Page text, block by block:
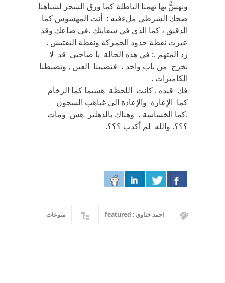
ونهشُّ بها تهمنا الباطلة كما ورق الشجر لشياهنا
ضحك الشرطي ملءفيه : أنت المهسوس كما
الدقيق ، كما الذي في سقايتك ،في صاعك وقد
عبرت نقطة حدود الجمركة ونقطة التفتيش .
رد المتهم .: في هذه الحالة يا صاحبي قد لا
نخرج من باب واحد ، فتصيبنا العين , وتضبطنا
الكاميرات .
فك قيده . كانت اللحظة هشيما كما الرخام
كما الإعارة والإعادة الى غياهب السجون
.كما الخساسة ، وهناك بالدهليز هس ومات
؟؟؟. والله لم أكذب ؟؟؟.
احمد ختاوي : featured منوعات